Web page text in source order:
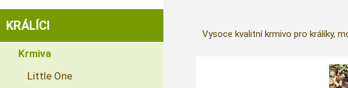
Vysoce kvalitní krmivo pro králíky,
KRÁLÍCI
Krmiva
Little One